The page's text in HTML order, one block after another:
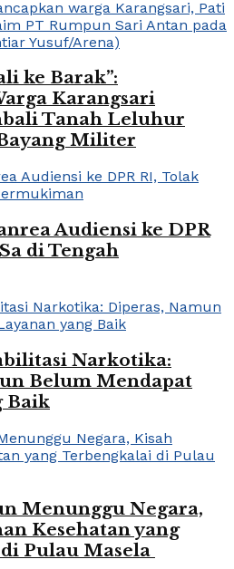
ke Barak”:
Karangsari
Tanah Leluhur
Militer
Audiensi ke DPR
di Tengah
Narkotika:
Belum Mendapat
Baik
Menunggu Negara,
Kesehatan yang
Pulau Masela